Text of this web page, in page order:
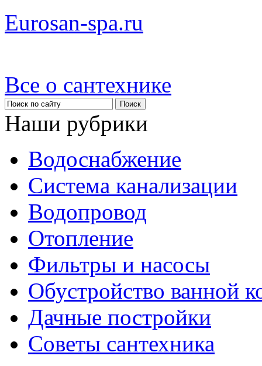
Eurosan-spa.ru
Все о сантехнике
Наши рубрики
Водоснабжение
Система канализации
Водопровод
Отопление
Фильтры и насосы
Обустройство ванной
Дачные постройки
Советы сантехника